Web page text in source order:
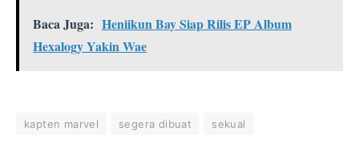
Baca Juga: Heniikun Bay Siap Rilis EP Album
Hexalogy Yakin Wae
kapten marvel segera dibuat sekual